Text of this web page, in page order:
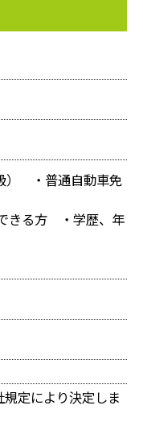
） ・普通自動車免
きる方 ・学歴、年
定により決定しま